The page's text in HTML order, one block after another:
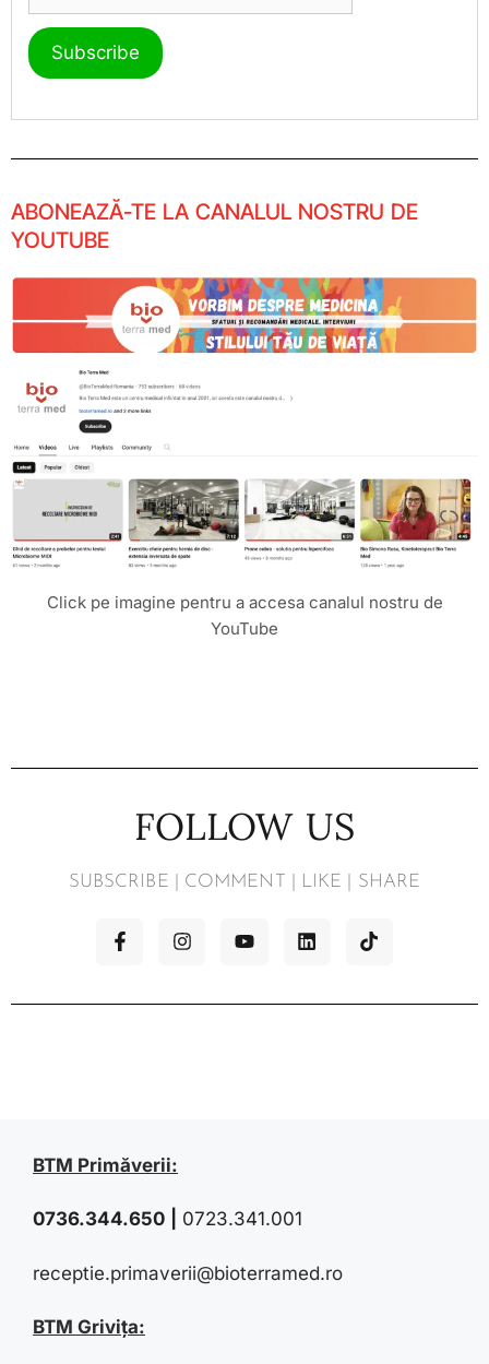
ABONEAZĂ-TE LA CANALUL NOSTRU DE
YOUTUBE
Click pe imagine pentru a accesa canalul nostru de
YouTube
FOLLOW US
SUBSCRIBE | COMMENT | LIKE | SHARE
BTM Primăverii:
0736.344.650 0723.341.001
receptie.primaverii@bioterramed.ro
BTM Grivița: